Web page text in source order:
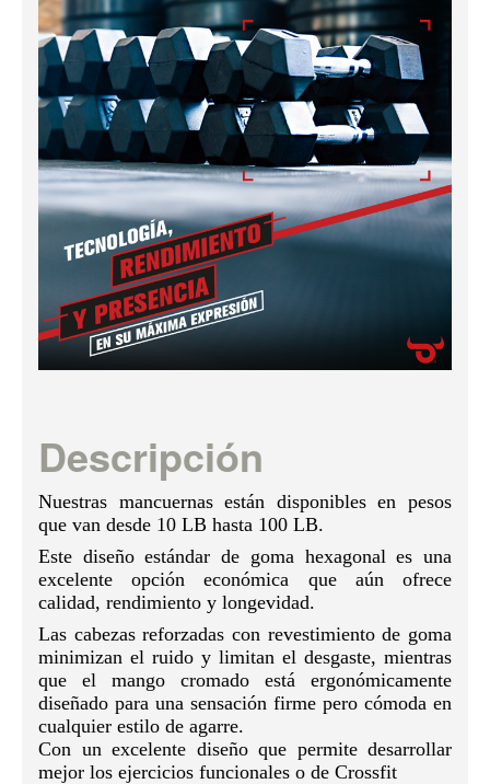
Descripción
Nuestras mancuernas están disponibles en pesos
que van desde 10 LB hasta 100 LB.
Este diseño estándar de goma hexagonal es una
excelente opción económica que aún ofrece
calidad, rendimiento y longevidad.
Las cabezas reforzadas con revestimiento de goma
minimizan el ruido y limitan el desgaste, mientras
que el mango cromado está ergonómicamente
diseñado para una sensación firme pero cómoda en
cualquier estilo de agarre.
Con un excelente diseño que permite desarrollar
mejor los ejercicios funcionales o de Crossfit